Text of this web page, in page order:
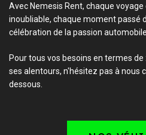
Avec Nemesis Rent, chaque
inoubliable, chaque moment passé
célébration de la passion automobile.
Pour tous vos besoins en termes de :
ses alentours, n'hésitez pas à nous
dessous.